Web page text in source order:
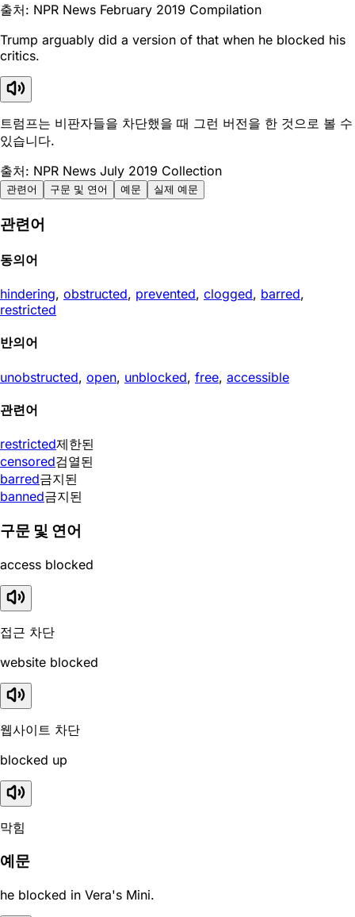
출처: NPR News February 2019 Compilation
Trump arguably did a version of that when he blocked his
critics.
트럼프는 비판자들을 차단했을 때 그런 버전을 한 것으로 볼 수
있습니다.
출처: NPR News July 2019 Collection
관련어 구문 및 연어 예문 실제 예문
관련어
동의어
hindering, obstructed, prevented, clogged, barred,
restricted
반의어
unobstructed, open, unblocked, free, accessible
관련어
restricted제한된
censored검열된
barred금지된
banned금지된
구문 및 연어
access blocked
접근 차단
website blocked
웹사이트 차단
blocked up
막힘
예문
he blocked in Vera's Mini.